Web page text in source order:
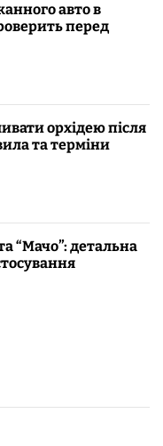
авто в
перед
орхідею після
та терміни
“Мачо”: детальна